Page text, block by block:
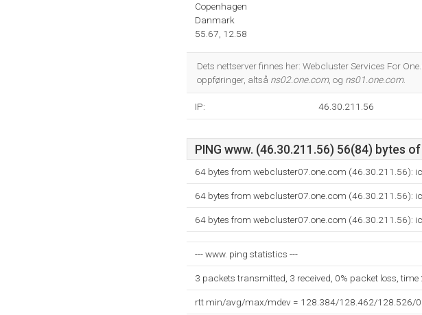
Copenhagen
Danmark
55.67, 12.58
Dets nettserver finnes her: Webcluster Services For
oppføringer, altså ns02.one.com, og ns01.one.com.
IP: 46.30.211.56
PING www. (46.30.211.56) 56(84) bytes
64 bytes from webcluster07.one.com (46.30.211.56):
64 bytes from webcluster07.one.com (46.30.211.56):
64 bytes from webcluster07.one.com (46.30.211.56):
--- www. ping statistics ---
3 packets transmitted, 3 received, 0% packet loss,
rtt min/avg/max/mdev = 128.384/128.462/128.526/